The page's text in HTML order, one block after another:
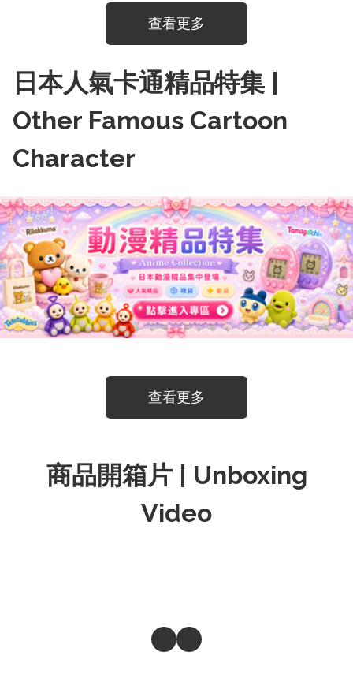
查看更多
日本人氣卡通精品特集 |
Other Famous Cartoon
Character
查看更多
商品開箱片 | Unboxing
Video